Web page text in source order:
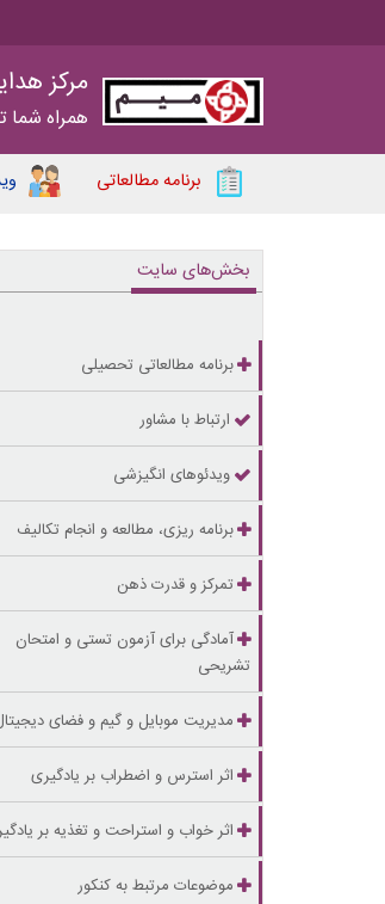
مرکز
همراه شما
برنامه مطالعاتی
بخش‌های سایت
برنامه مطالعاتی تحصیلی
ارتباط با مشاور
ویدئوهای انگیزشی
برنامه ریزی، مطالعه و انجام تکالیف
تمرکز و قدرت ذهن
آمادگی برای آزمون تستی و امتحان
تشریحی
مدیریت موبایل و گیم و فضای
اثر استرس و اضطراب بر یادگیری
اثر خواب و استراحت و تغذیه بر
موضوعات مرتبط به کنکور